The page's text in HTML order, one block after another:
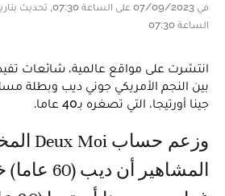
الساعة 07:30
انتشرت على مواقع عالمية، شائعات
جينا أورتيجا، التي تصغره بـ40 عاما.
وزعم حساب Deux Moi المختص بأخبار
المشاهير